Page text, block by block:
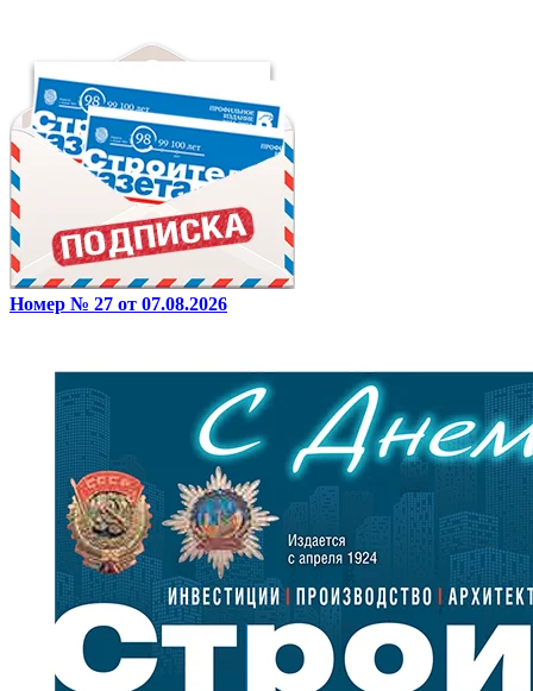
Номер № 27 от 07.08.2026